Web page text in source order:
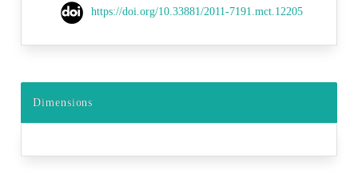
https://doi.org/10.33881/2011-7191.mct.12205
Dimensions